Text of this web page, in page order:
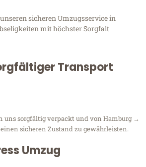
sicheren Umzugsservice in
mit höchster Sorgfalt
Transport
uns sorgfältig verpackt und von Hamburg →
sicheren Zustand zu gewährleisten.
Umzug